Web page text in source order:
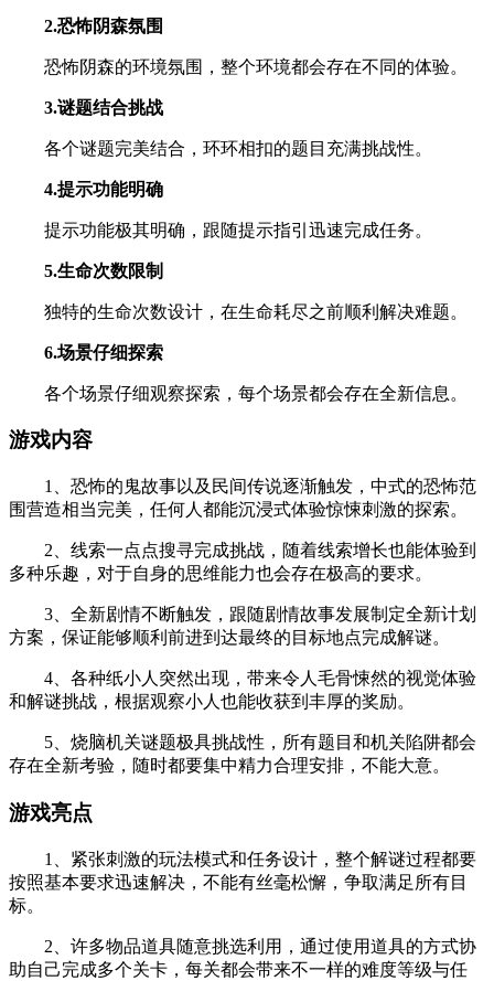
2.恐怖阴森氛围
恐怖阴森的环境氛围，整个环境都会存在不同的体验。
3.谜题结合挑战
各个谜题完美结合，环环相扣的题目充满挑战性。
4.提示功能明确
提示功能极其明确，跟随提示指引迅速完成任务。
5.生命次数限制
独特的生命次数设计，在生命耗尽之前顺利解决难题。
6.场景仔细探索
各个场景仔细观察探索，每个场景都会存在全新信息。
游戏内容
1、恐怖的鬼故事以及民间传说逐渐触发，中式的恐怖范
围营造相当完美，任何人都能沉浸式体验惊悚刺激的探索。
2、线索一点点搜寻完成挑战，随着线索增长也能体验到
多种乐趣，对于自身的思维能力也会存在极高的要求。
3、全新剧情不断触发，跟随剧情故事发展制定全新计划
方案，保证能够顺利前进到达最终的目标地点完成解谜。
4、各种纸小人突然出现，带来令人毛骨悚然的视觉体验
和解谜挑战，根据观察小人也能收获到丰厚的奖励。
5、烧脑机关谜题极具挑战性，所有题目和机关陷阱都会
存在全新考验，随时都要集中精力合理安排，不能大意。
游戏亮点
1、紧张刺激的玩法模式和任务设计，整个解谜过程都要
按照基本要求迅速解决，不能有丝毫松懈，争取满足所有目
标。
2、许多物品道具随意挑选利用，通过使用道具的方式协
助自己完成多个关卡，每关都会带来不一样的难度等级与任